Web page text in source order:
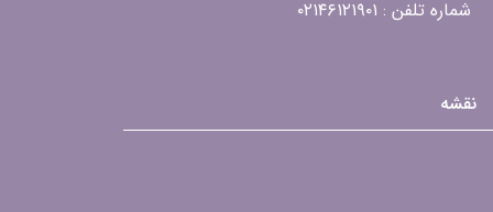
شماره تلفن : ۰۲۱۴۶۱۲۱۹۰۱
نقشه